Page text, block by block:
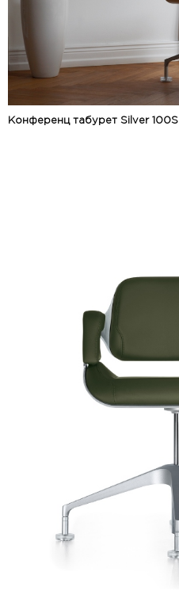
Конференц табурет Silver 100S